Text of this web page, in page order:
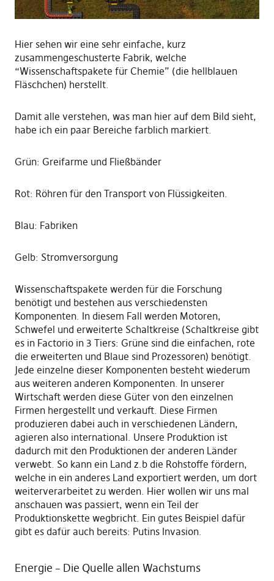
Hier sehen wir eine sehr einfache, kurz
zusammengeschusterte Fabrik, welche
“Wissenschaftspakete für Chemie” (die hellblauen
Fläschchen) herstellt.
Damit alle verstehen, was man hier auf dem Bild sieht,
habe ich ein paar Bereiche farblich markiert.
Grün: Greifarme und Fließbänder
Rot: Röhren für den Transport von Flüssigkeiten.
Blau: Fabriken
Gelb: Stromversorgung
Wissenschaftspakete werden für die Forschung
benötigt und bestehen aus verschiedensten
Komponenten. In diesem Fall werden Motoren,
Schwefel und erweiterte Schaltkreise (Schaltkreise gibt
es in Factorio in 3 Tiers: Grüne sind die einfachen, rote
die erweiterten und Blaue sind Prozessoren) benötigt.
Jede einzelne dieser Komponenten besteht wiederum
aus weiteren anderen Komponenten. In unserer
Wirtschaft werden diese Güter von den einzelnen
Firmen hergestellt und verkauft. Diese Firmen
produzieren dabei auch in verschiedenen Ländern,
agieren also international. Unsere Produktion ist
dadurch mit den Produktionen der anderen Länder
verwebt. So kann ein Land z.b die Rohstoffe fördern,
welche in ein anderes Land exportiert werden, um dort
weiterverarbeitet zu werden. Hier wollen wir uns mal
anschauen was passiert, wenn ein Teil der
Produktionskette wegbricht. Ein gutes Beispiel dafür
gibt es dafür auch bereits: Putins Invasion.
Energie – Die Quelle allen Wachstums